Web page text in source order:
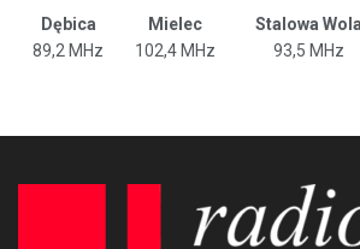
Dębica Mielec Stalowa Wola
89,2 MHz
102,4 MHz 93,5 MHz